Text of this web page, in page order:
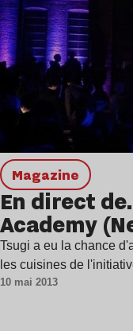
magazine
En direct
Academy
Tsugi a eu la chance
les cuisines de
10 mai 2013